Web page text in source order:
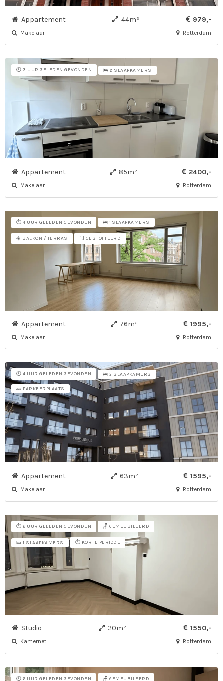
Appartement 44m² 979,-
Makelaar Rotterdam
⏱️ 3 UUR GELEDEN GEVONDEN 🛌 2 SLAAPKAMERS
Appartement 85m² 2400,-
Makelaar Rotterdam
⏱️ 4 UUR GELEDEN GEVONDEN 🛌 1 SLAAPKAMERS
☀️ BALKON / TERRAS 🪟 GESTOFFEERD
Appartement 76m² 1995,-
Makelaar Rotterdam
⏱️ 4 UUR GELEDEN GEVONDEN 🛌 2 SLAAPKAMERS
🚗 PARKEERPLAATS
Appartement 63m² 1595,-
Makelaar Rotterdam
⏱️ 6 UUR GELEDEN GEVONDEN 🪑 GEMEUBILEERD
🛌 1 SLAAPKAMERS ⏱️ KORTE PERIODE
Studio 30m² 1550,-
Kamernet Rotterdam
⏱️ 6 UUR GELEDEN GEVONDEN 🪑 GEMEUBILEERD